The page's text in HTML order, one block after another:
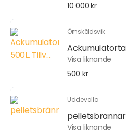
10 000 kr
Örnsköldsvik
Visa liknande
500 kr
Uddevalla
Visa liknande